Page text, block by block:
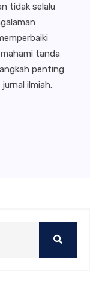
tidak selalu
tanda
penting
ilmiah.